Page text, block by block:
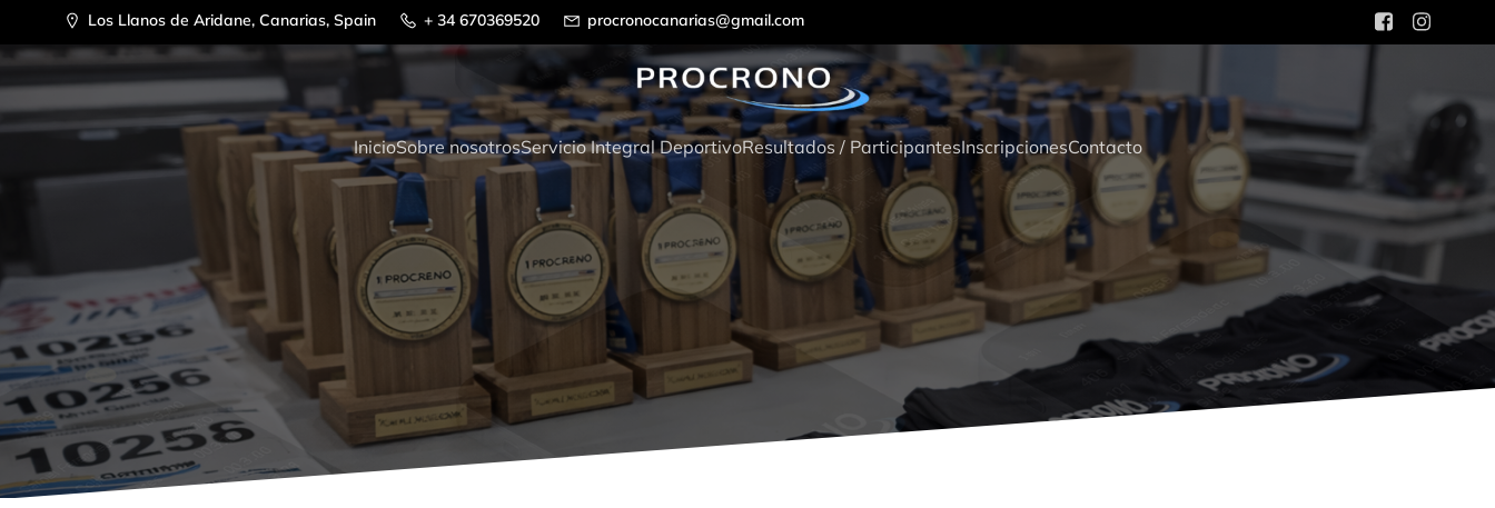
contenido
Los Llanos de Aridane, Canarias, Spain + 34 670369520 procronocanarias@gmail.com
InicioSobre nosotrosServicio Integral DeportivoResultados / ParticipantesInscripcionesContacto